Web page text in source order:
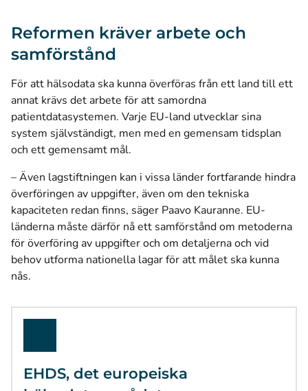
Reformen kräver arbete och
samförstånd
För att hälsodata ska kunna överföras från ett land till ett
annat krävs det arbete för att samordna
patientdatasystemen. Varje EU-land utvecklar sina
system självständigt, men med en gemensam tidsplan
och ett gemensamt mål.
– Även lagstiftningen kan i vissa länder fortfarande hindra
överföringen av uppgifter, även om den tekniska
kapaciteten redan finns, säger Paavo Kauranne. EU-
länderna måste därför nå ett samförstånd om metoderna
för överföring av uppgifter och om detaljerna och vid
behov utforma nationella lagar för att målet ska kunna
nås.
EHDS, det europeiska